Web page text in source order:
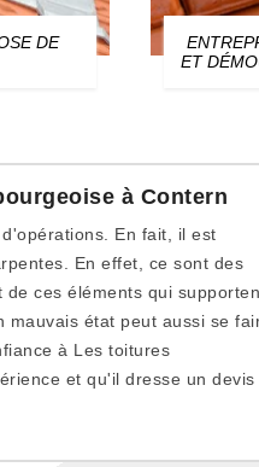
DE
ET
à Contern
En fait, il est
En effet, ce sont des
ces éléments qui
état peut aussi se
à Les toitures
et qu'il dresse un devis